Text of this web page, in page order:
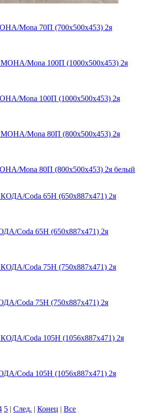
Mona 70П (700х500х453) 2я
Mona 100П (1000х500х453) 2я
Mona 80П (800х500х453) 2я белый
Coda 65Н (650х887х471) 2я
Coda 75Н (750х887х471) 2я
Coda 105Н (1056х887х471) 2я
5 | След. | Конец | Все